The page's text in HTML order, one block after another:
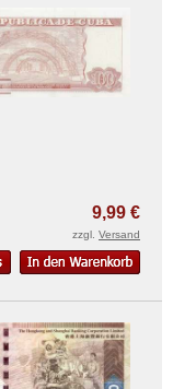
9,99 €
zzgl. Versand